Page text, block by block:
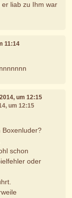
liab zu Ihm war
11:14
um 12:15
um 12:15
Boxenluder?
schon
oder